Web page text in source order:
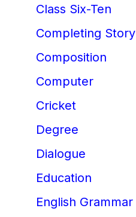
Class Six-Ten
Completing Story
Composition
Computer
Cricket
Degree
Dialogue
Education
English Grammar